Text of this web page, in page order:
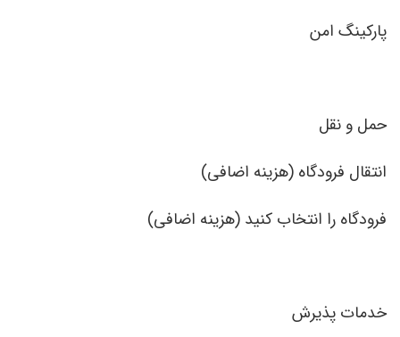
پارکینگ امن
حمل و نقل
انتقال فرودگاه (هزینه اضافی)
فرودگاه را انتخاب کنید (هزینه اضافی)
خدمات پذیرش